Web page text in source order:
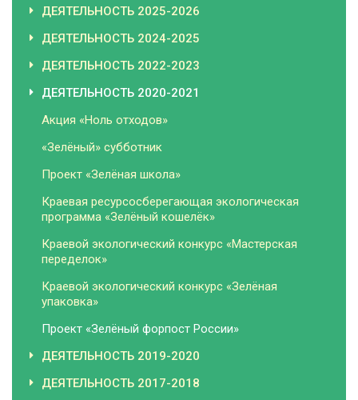
ДЕЯТЕЛЬНОСТЬ 2025-2026
ДЕЯТЕЛЬНОСТЬ 2024-2025
ДЕЯТЕЛЬНОСТЬ 2022-2023
ДЕЯТЕЛЬНОСТЬ 2020-2021
Акция «Ноль отходов»
«Зелёный» субботник
Проект «Зелёная школа»
Краевая ресурсосберегающая экологическая
программа «Зелёный кошелёк»
Краевой экологический конкурс «Мастерская
переделок»
Краевой экологический конкурс «Зелёная
упаковка»
Проект «Зелёный форпост России»
ДЕЯТЕЛЬНОСТЬ 2019-2020
ДЕЯТЕЛЬНОСТЬ 2017-2018